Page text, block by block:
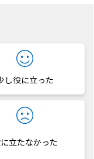
し役に立った
立たなかった